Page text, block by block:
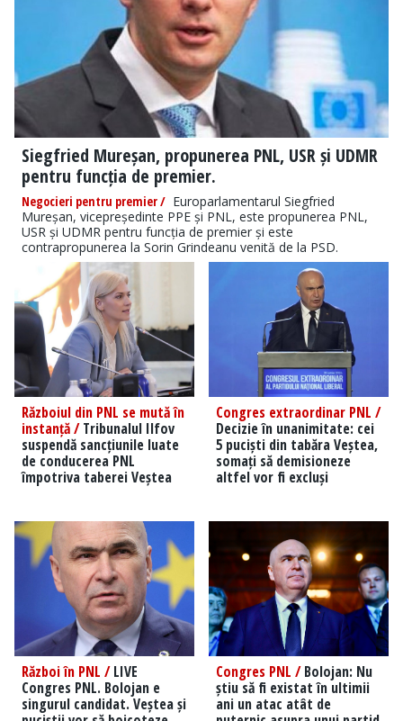
Siegfried Mureșan, propunerea PNL, USR și UDMR
pentru funcția de premier.
Negocieri pentru premier / Europarlamentarul Siegfried
Mureșan, vicepreședinte PPE și PNL, este propunerea PNL,
USR și UDMR pentru funcția de premier și este
contrapropunerea la Sorin Grindeanu venită de la PSD.
Războiul din PNL se mută în
instanță /Tribunalul Ilfov
suspendă sancțiunile luate
de conducerea PNL
împotriva taberei Veștea
Congres extraordinar PNL /
Decizie în unanimitate: cei
5 puciști din tabăra Veștea,
somați să demisioneze
altfel vor fi excluși
Război în PNL /LIVE
Congres PNL. Bolojan e
singurul candidat. Veștea și
Congres PNL /Bolojan: Nu
știu să fi existat în ultimii
ani un atac atât de